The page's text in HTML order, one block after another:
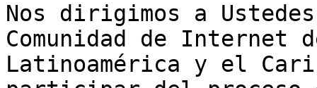
Nos dirigimos a
Comunidad de Internet
Latinoamérica y el